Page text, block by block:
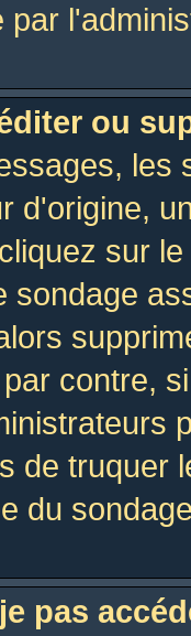
par
ou
les
d'origine,
sur
sondage
contre,
de truquer
du
pas